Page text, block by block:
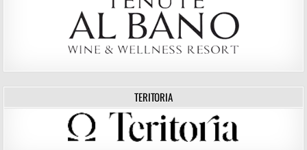
TERITORIA